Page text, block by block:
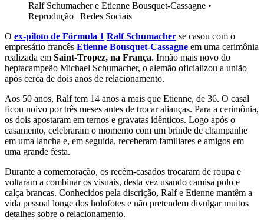
Ralf Schumacher e Etienne Bousquet-Cassagne •
Reprodução | Redes Sociais
O ex-piloto de Fórmula 1 Ralf Schumacher se casou com o
empresário francês Etienne Bousquet-Cassagne em uma cerimônia
realizada em Saint-Tropez, na França. Irmão mais novo do
heptacampeão Michael Schumacher, o alemão oficializou a união
após cerca de dois anos de relacionamento.
Aos 50 anos, Ralf tem 14 anos a mais que Etienne, de 36. O casal
ficou noivo por três meses antes de trocar alianças. Para a cerimônia,
os dois apostaram em ternos e gravatas idênticos. Logo após o
casamento, celebraram o momento com um brinde de champanhe
em uma lancha e, em seguida, receberam familiares e amigos em
uma grande festa.
Durante a comemoração, os recém-casados trocaram de roupa e
voltaram a combinar os visuais, desta vez usando camisa polo e
calça brancas. Conhecidos pela discrição, Ralf e Etienne mantêm a
vida pessoal longe dos holofotes e não pretendem divulgar muitos
detalhes sobre o relacionamento.